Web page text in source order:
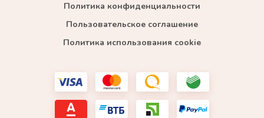
Политика конфиденциальности
Пользовательское соглашение
Политика использования cookie